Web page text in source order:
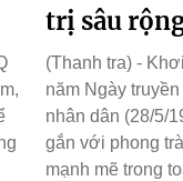
trị sâu
(Thanh tra) -
năm Ngày
nhân dân (28/5/
gắn với phong
mạnh mẽ trong